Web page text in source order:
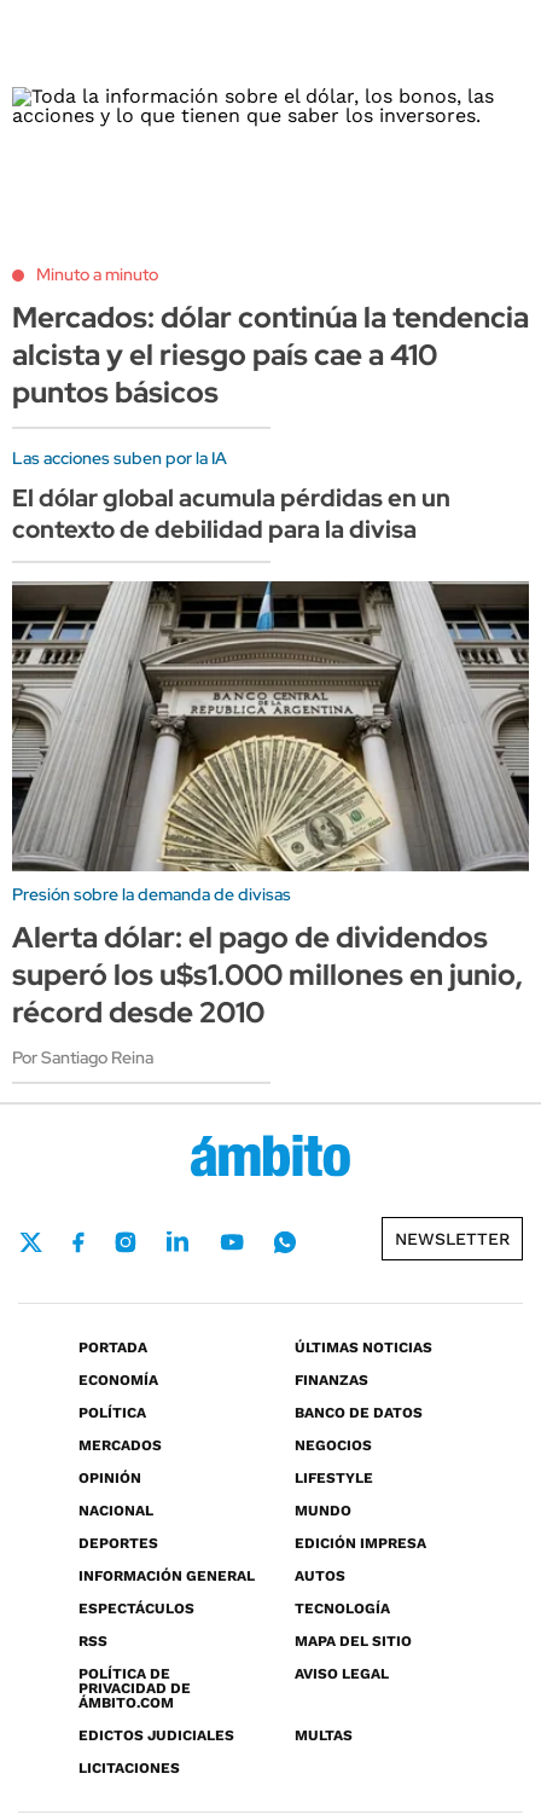
Minuto a minuto
Mercados: dólar continúa la tendencia
alcista y el riesgo país cae a 410
puntos básicos
Las acciones suben por la IA
El dólar global acumula pérdidas en un
contexto de debilidad para la divisa
Presión sobre la demanda de divisas
Alerta dólar: el pago de dividendos
superó los u$s1.000 millones en junio,
récord desde 2010
Por Santiago Reina
NEWSLETTER
PORTADA
ÚLTIMAS NOTICIAS
ECONOMÍA
FINANZAS
POLÍTICA
BANCO DE DATOS
MERCADOS
NEGOCIOS
OPINIÓN
LIFESTYLE
NACIONAL
MUNDO
DEPORTES
EDICIÓN IMPRESA
INFORMACIÓN GENERAL
AUTOS
ESPECTÁCULOS
TECNOLOGÍA
RSS
MAPA DEL SITIO
POLÍTICA DE
PRIVACIDAD DE
ÁMBITO.COM
AVISO LEGAL
EDICTOS JUDICIALES
MULTAS
LICITACIONES